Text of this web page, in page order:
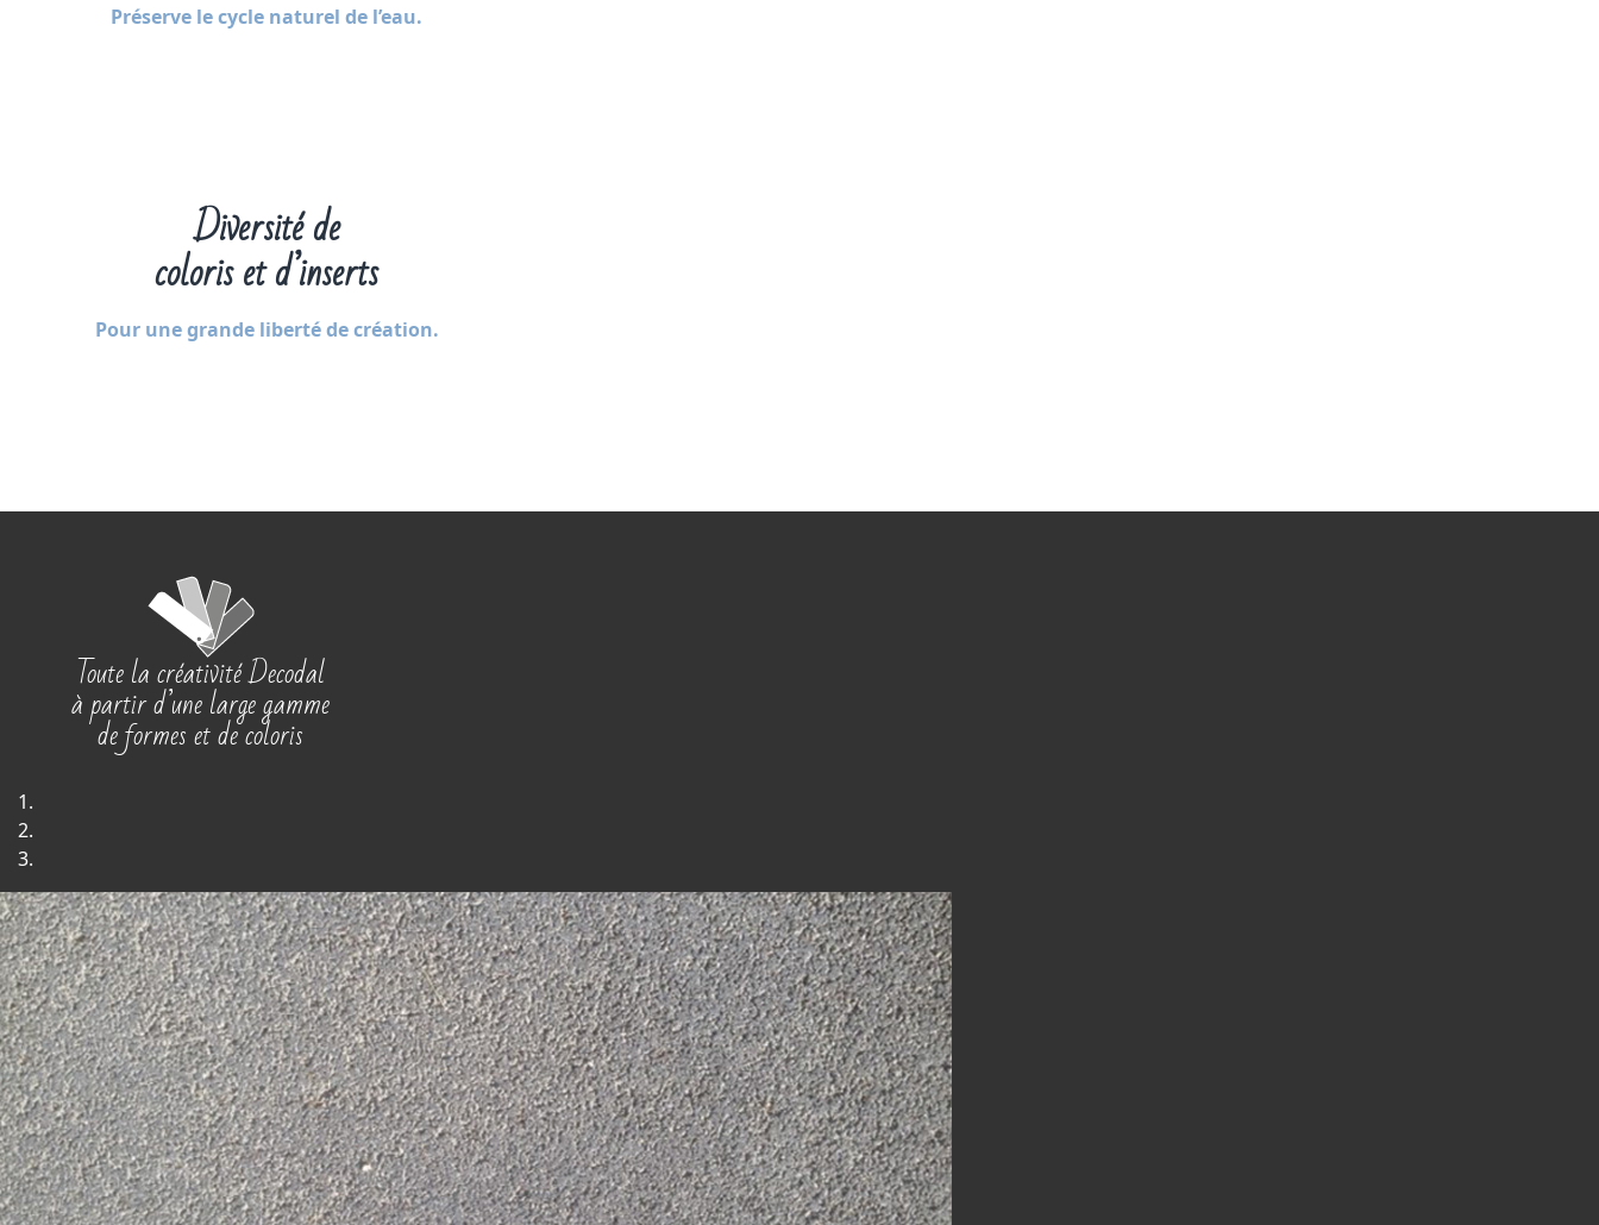
Préserve le cycle naturel de l’eau.
Diversité de
coloris et d’inserts
Pour une grande liberté de création.
Toute la créativité Decodal
à partir d’une large gamme
de formes et de coloris